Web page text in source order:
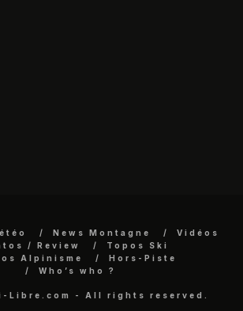
News Montagne
Vidéos
/ Review
Topos Ski
Alpinisme
Hors-Piste
Who’s who ?
Libre.com - All rights reserved.